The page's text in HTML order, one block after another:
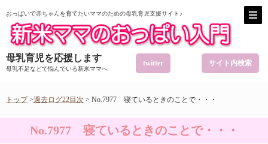
おっぱいで赤ちゃんを育てたいママのための母乳育児支援サイト♪
母乳育児を応援します
母乳不足などで悩んでいる新米ママへ
twitter サイト内検索
トップ>過去ログ22目次 > No.7977 寝ているときのことで・・・
No.7977 寝ているときのことで・・・